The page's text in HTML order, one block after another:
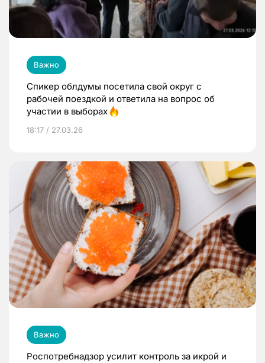
Важно
Спикер облдумы посетила свой округ с
рабочей поездкой и ответила на вопрос об
участии в выборах
18:17 / 27.03.26
Важно
Роспотребнадзор усилит контроль за икрой и